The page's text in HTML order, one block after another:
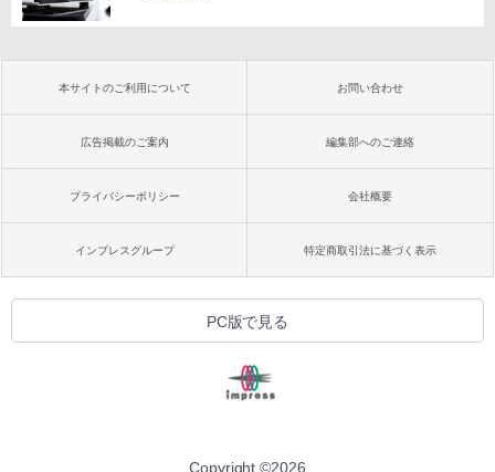
本サイトのご利用について お問い合わせ
広告掲載のご案内 編集部へのご連絡
プライバシーポリシー 会社概要
インプレスグループ 特定商取引法に基づく表示
PC版で見る
Copyright ©2026